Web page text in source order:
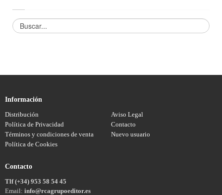
Información
Distribución
Aviso Legal
Política de Privacidad
Contacto
Términos y condiciones de venta
Nuevo usuario
Política de Cookies
Contacto
Tlf (+34) 953 58 54 45
Email: info@rcagrupoeditor.es